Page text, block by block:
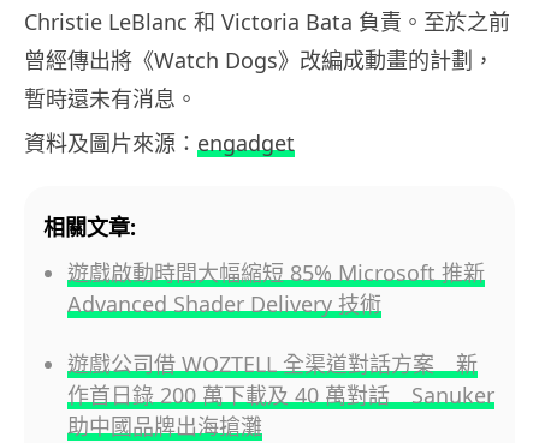
Christie LeBlanc 和 Victoria Bata 負責。至於之前
曾經傳出將《Watch Dogs》改編成動畫的計劃，
暫時還未有消息。
資料及圖片來源： engadget
相關文章:
遊戲啟動時間大幅縮短 85% Microsoft 推新
Advanced Shader Delivery 技術
遊戲公司借 WOZTELL 全渠道對話方案 新
作首日錄 200 萬下載及 40 萬對話 Sanuker
助中國品牌出海搶灘